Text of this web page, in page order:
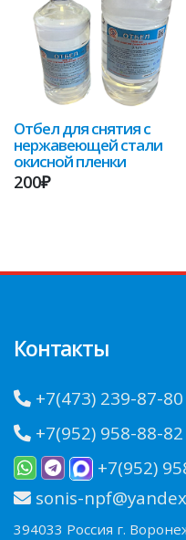
Отбел для снятия с
нержавеющей стали
окисной пленки
200₽
Контакты
+7(473) 239-87-80
+7(952) 958-88-82
+7(952)
sonis-
394033 Россия г.